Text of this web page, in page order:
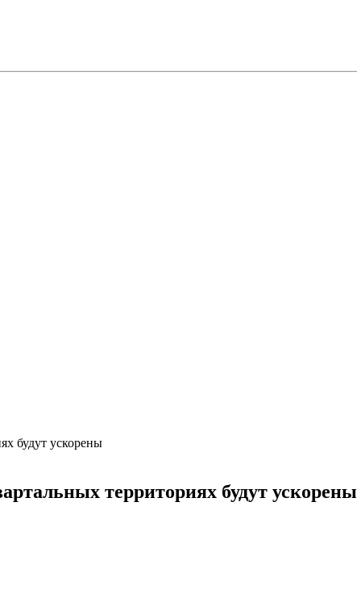
будут ускорены
территориях будут ускорены